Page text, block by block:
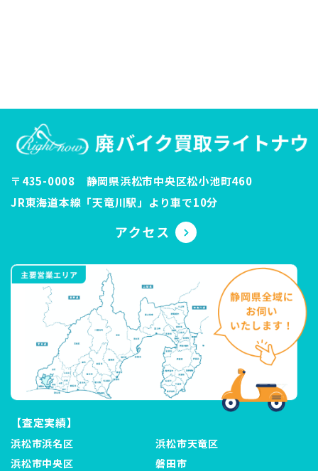
〒435-0008 静岡県浜松市中央区松小池町460
JR東海道本線「天竜川駅」より車で10分
【査定実績】
浜松市浜名区
浜松市天竜区
浜松市中央区
磐田市